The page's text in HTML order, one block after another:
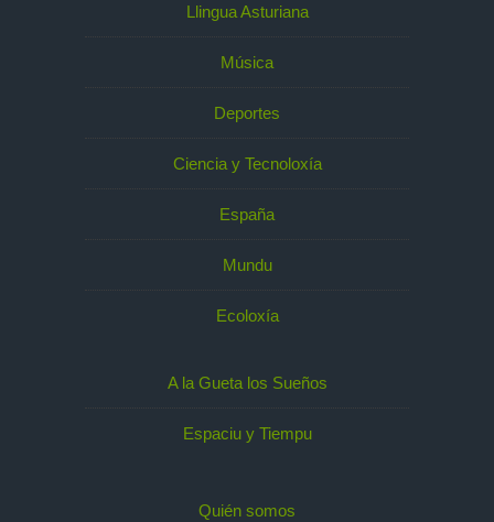
Llingua Asturiana
Música
Deportes
Ciencia y Tecnoloxía
España
Mundu
Ecoloxía
A la Gueta los Sueños
Espaciu y Tiempu
Quién somos